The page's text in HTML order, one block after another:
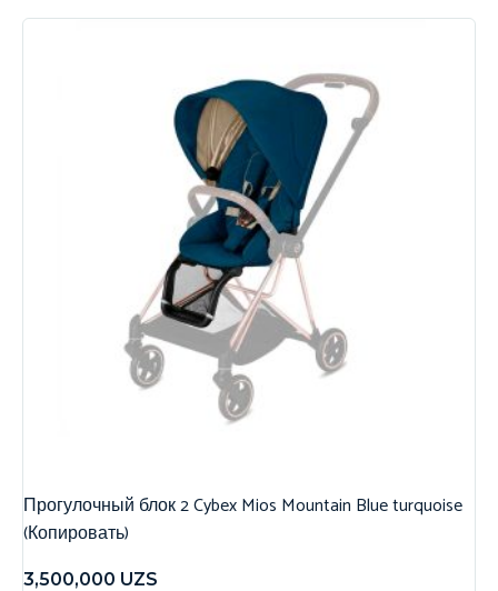
Прогулочный блок 2 Cybex Mios Mountain Blue turquoise
(Копировать)
3,500,000 UZS